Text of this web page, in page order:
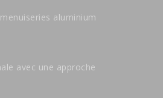
aluminium
avec une approche